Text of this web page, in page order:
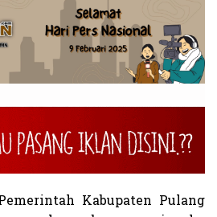
Kabupaten Pulang